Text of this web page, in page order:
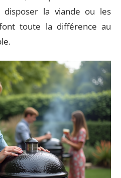
la viande ou les
toute la différence au